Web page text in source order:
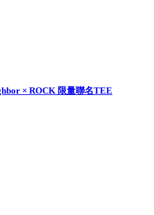
× ROCK 限量聯名TEE